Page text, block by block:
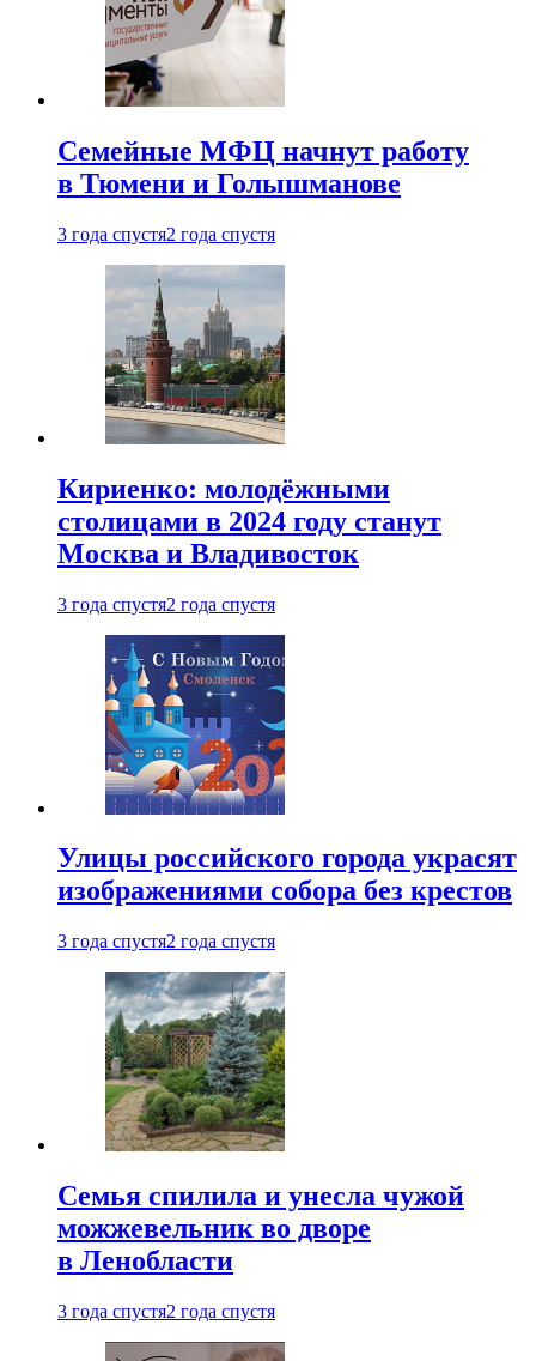
Семейные МФЦ начнут работу
в Тюмени и Голышманове
3 года спустя2 года спустя
Кириенко: молодёжными
столицами в 2024 году станут
Москва и Владивосток
3 года спустя2 года спустя
Улицы российского города украсят
изображениями собора без крестов
3 года спустя2 года спустя
Семья спилила и унесла чужой
можжевельник во дворе
в Ленобласти
3 года спустя2 года спустя